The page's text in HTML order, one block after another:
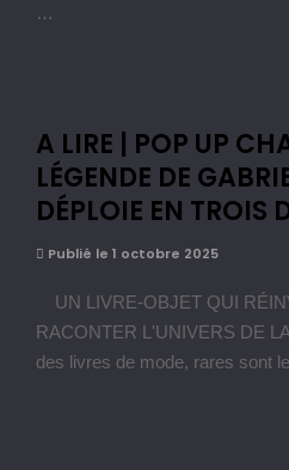
…
A LIRE | POP UP
LÉGENDE DE
DÉPLOIE EN TROIS
Publié le 1 octobre 2025
UN LIVRE-OBJET QUI
RACONTER L'UNIVERS DE
des livres de mode, rares sont